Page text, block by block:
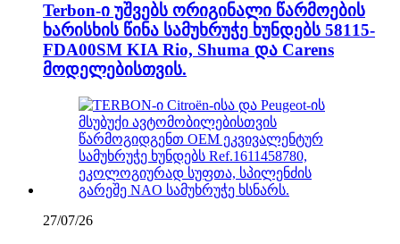
Terbon-ი უშვებს ორიგინალი წარმოების
ხარისხის წინა სამუხრუჭე ხუნდებს 58115-
FDA00SM KIA Rio, Shuma და Carens
მოდელებისთვის.
27/07/26